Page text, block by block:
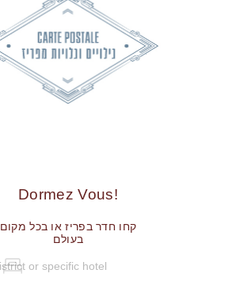
!Dormez Vous
קחו חדר בפריז או בכל מקום
בעולם